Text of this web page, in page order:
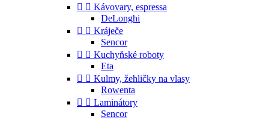
  Kávovary, espressa
DeLonghi
  Kráječe
Sencor
  Kuchyňské roboty
Eta
  Kulmy, žehličky na vlasy
Rowenta
  Laminátory
Sencor